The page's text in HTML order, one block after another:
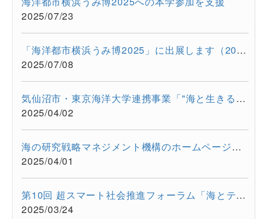
2025/07/23
「海洋都市横浜うみ博2025」に出展します（2025年7月12日・13日）
2025/07/08
気仙沼市・東京海洋大学連携事業「"海と生きる"連続水産セミナー...
2025/04/02
海の研究戦略マネジメント機構のホームページをリニューアルしま...
2025/04/01
第10回 超スマート社会推進フォーラム「海とテクノロジーの融合が...
2025/03/24